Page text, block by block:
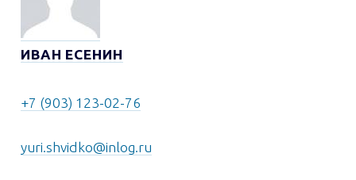
ИВАН ЕСЕНИН
+7 (903) 123-02-76
yuri.shvidko@inlog.ru